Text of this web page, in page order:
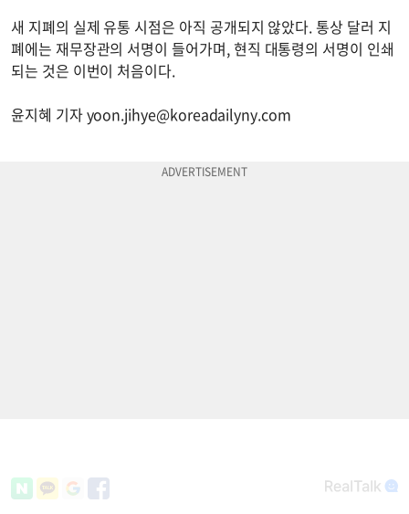
새 지폐의 실제 유통 시점은 아직 공개되지 않았다. 통상 달러 지
폐에는 재무장관의 서명이 들어가며, 현직 대통령의 서명이 인쇄
되는 것은 이번이 처음이다.
윤지혜 기자yoon.jihye@koreadailyny.com